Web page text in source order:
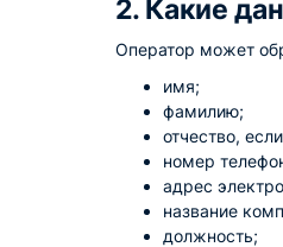
2. Какие
Оператор может
имя;
фамилию;
отчество,
номер
адрес
название
должность;